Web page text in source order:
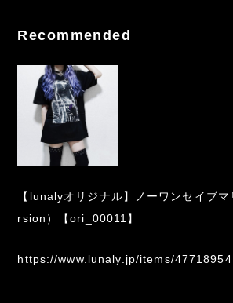
Recommended
【lunalyオリジナル】ノーワンセイブ
rsion）【ori_00011】
https://www.lunaly.jp/items/47718954